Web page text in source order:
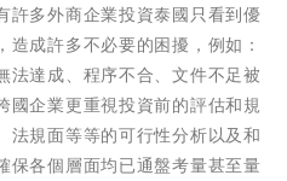
許多外商企業投資泰國只看到優
成許多不必要的困擾，例如：
法達成、程序不合、文件不足被
國企業更重視投資前的評估和規
法規面等等的可行性分析以及和
保各個層面均已通盤考量甚至量